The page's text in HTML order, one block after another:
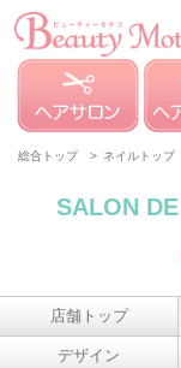
総合トップ > ネイルトッ
SALON
店舗トップ
デザイン